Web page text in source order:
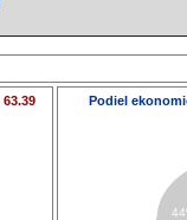
63.39 Podiel